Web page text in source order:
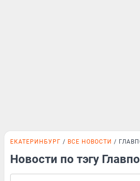
ЕКАТЕРИНБУРГ ВСЕ НОВОСТИ
Новости по тэгу